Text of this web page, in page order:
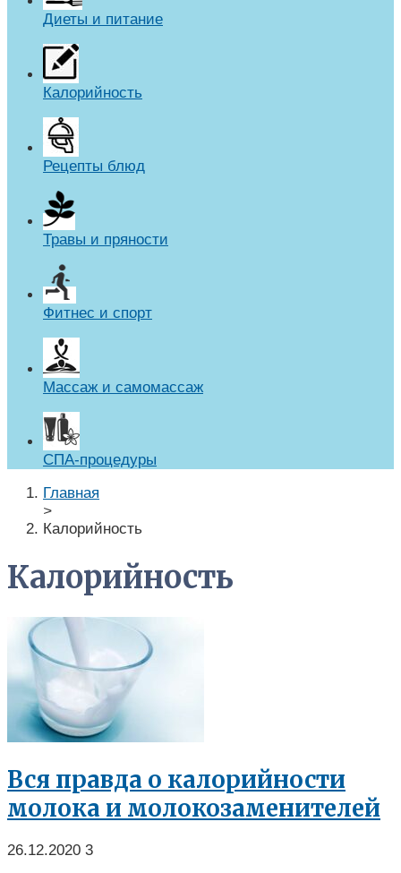
Диеты и питание
Калорийность
Рецепты блюд
Травы и пряности
Фитнес и спорт
Массаж и самомассаж
СПА-процедуры
Главная
>
Калорийность
Калорийность
Вся правда о калорийности
молока и молокозаменителей
26.12.2020 3